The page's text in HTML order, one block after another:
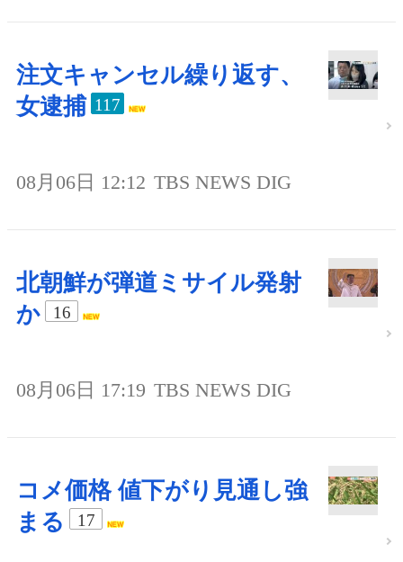
注文キャンセル繰り返す、
女逮捕 117
08月06日 12:12 TBS NEWS DIG
北朝鮮が弾道ミサイル発射
か
16
08月06日 17:19 TBS NEWS DIG
コメ価格 値下がり見通し強
まる
17